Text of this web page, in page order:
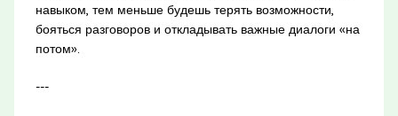
навыком, тем меньше будешь терять возможности,
бояться разговоров и откладывать важные диалоги «на
потом».
---